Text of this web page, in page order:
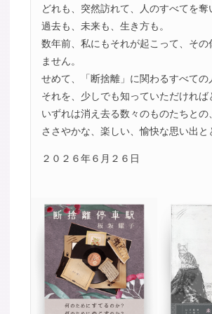
どれも、突然訪れて、人のすべてを奪
過去も、未来も、生き方も。
数年前、私にもそれが起こって、その
ません。
せめて、「断捨離」に関わるすべての
それを、少しでも知っていただければ
いずれは消え去る数々のものたちとの、
ささやかな、楽しい、愉快な思い出と
２０２６年６月２６日